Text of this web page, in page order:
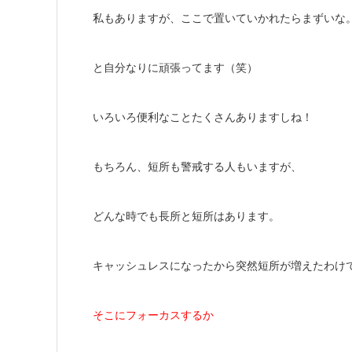
私もありますが、ここで置いていかれたらまずいな
と自分なりに頑張ってます（笑）
いろいろ便利なことたくさんありますしね！
もちろん、短所も警戒する人もいますが、
どんな時でも長所と短所はあります。
キャッシュレスになったから突然短所が増えたわけ
そこにフォーカスするか